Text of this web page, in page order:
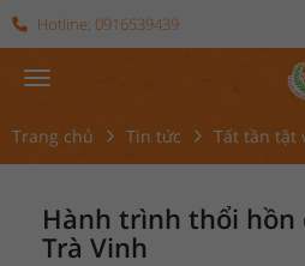
Hotline: 0916539439
Trang chủ Tin tức Tất tần tật
Hành trình thổi hồn
Trà Vinh